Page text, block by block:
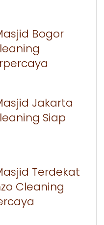
Bogor
Jakarta
Siap
Terdekat
Cleaning